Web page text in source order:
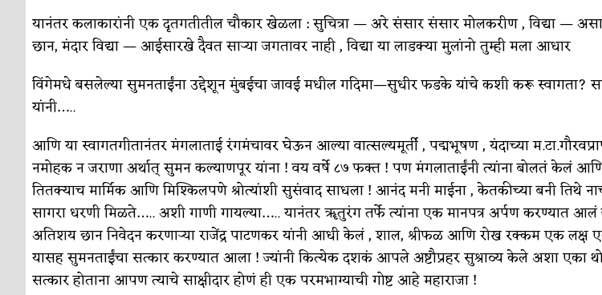
यानंतर कलाकारांनी एक दृतगतीतील चौकार खेळला : सुचित्रा — अरे संसार संसार मोलकरीण , विद्या —
छान, मंदार विद्या — आईसारखे दैवत सार्‍या जगतावर नाही , विद्या या लाडक्या मुलांनो तुम्ही मला आधार
विंगेमधे बसलेल्या सुमनताईंना उद्देशून मुंबईचा जावई मधील गदिमा—सुधीर फडके यांचे कशी करू स्वागता?
यांनी…..
आणि या स्वागतगीतानंतर मंगलाताई रंगमंचावर घेऊन आल्या वात्सल्यमूर्ती , पद्मभूषण , यंदाच्या
नमोहक न जराणा अर्थात् सुमन कल्याणपूर यांना ! वय वर्षे ८७ फक्त ! पण मंगलाताईंनी त्यांना बोलतं केलं आणि
तितक्याच मार्मिक आणि मिश्किलपणे श्रोत्यांशी सुसंवाद साधला ! आनंद मनी माईना , केतकीच्या बनी तिथे
सागरा धरणी मिळते….. अशी गाणी गायल्या….. यानंतर ॠतुरंग तर्फे त्यांना एक मानपत्र अर्पण करण्यात आलं
अतिशय छान निवेदन करणार्‍या राजेंद्र पाटणकर यांनी आधी केलं , शाल, श्रीफळ आणि रोख रक्कम एक लक्ष
यासह सुमनताईंचा सत्कार करण्यात आला ! ज्यांनी कित्येक दशकं आपले अष्टौप्रहर सुश्राव्य केले अशा एका
सत्कार होताना आपण त्याचे साक्षीदार होणं ही एक परमभाग्याची गोष्ट आहे महाराजा !